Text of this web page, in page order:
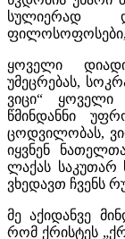
სულიერად
ფილოსოფოსები,
ყოველი
უმეცრებას,
ვიცი“
წმინდანნი
ცოდვილობას,
იყვნენ
ლაქას საკუთარ
ვხედავთ ჩვენს
მე აქიდანვე
რომ ქრისტეს